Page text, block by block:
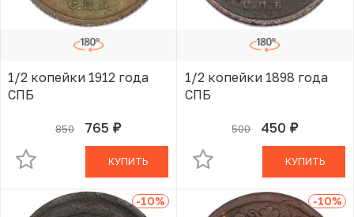
1/2 копейки 1912 года
СПБ
850 765 руб.
В КОРЗИНЕ
КУПИТЬ
1/2 копейки 1898 года
СПБ
500 450 руб.
В КОРЗИНЕ
КУПИТЬ
-10% -10%